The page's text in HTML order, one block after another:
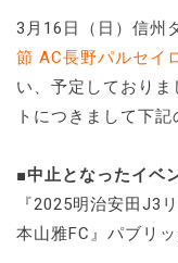
3月16日（日）信州
節 AC長野パルセイ
い、予定しており
トにつきまして下
■中止となったイベ
『2025明治安田J3
本山雅FC』パブリ